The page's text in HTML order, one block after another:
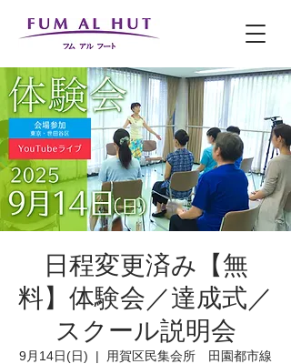
日程変更済み【無
料】体験会／達成式／
スクール説明会
9月14日(日)
  |
用賀区民集会所 田園都市線